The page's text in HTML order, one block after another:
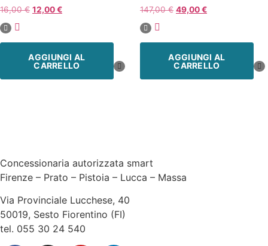
16,00€ 12,00€
AGGIUNGI AL
CARRELLO
147,00€ 49,00€
AGGIUNGI AL
CARRELLO
Concessionaria autorizzata smart
Firenze – Prato – Pistoia – Lucca – Massa
Via Provinciale Lucchese, 40
50019, Sesto Fiorentino (FI)
tel. 055 30 24 540